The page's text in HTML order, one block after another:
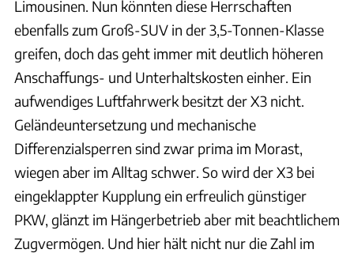
Limousinen. Nun könnten diese Herrschaften
ebenfalls zum Groß-SUV in der 3,5-Tonnen-Klasse
greifen, doch das geht immer mit deutlich höheren
Anschaffungs- und Unterhaltskosten einher. Ein
aufwendiges Luftfahrwerk besitzt der X3 nicht.
Geländeuntersetzung und mechanische
Differenzialsperren sind zwar prima im Morast,
wiegen aber im Alltag schwer. So wird der X3 bei
eingeklappter Kupplung ein erfreulich günstiger
PKW, glänzt im Hängerbetrieb aber mit beachtlichem
Zugvermögen. Und hier hält nicht nur die Zahl im